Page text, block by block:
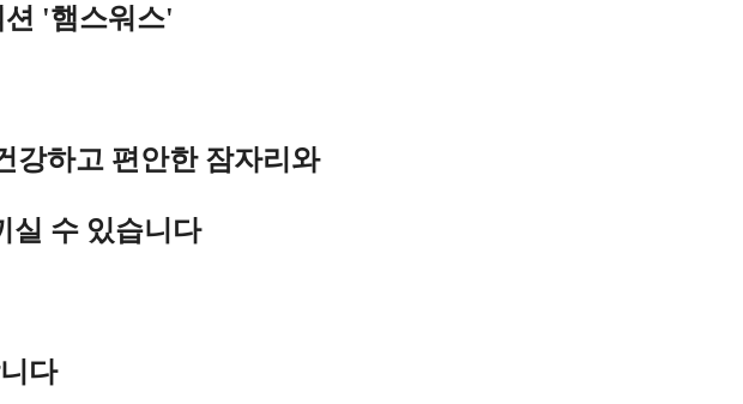
'햄스워스'
강하고 편안한 잠자리와
실 수 있습니다
다